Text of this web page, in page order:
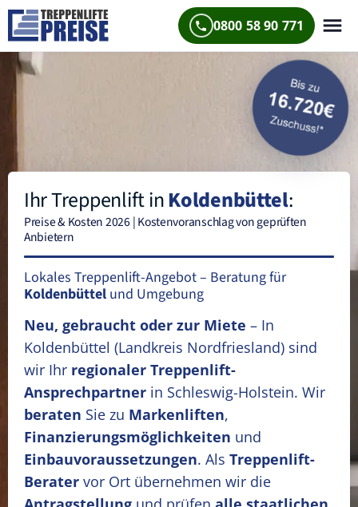
0800 58 90 771
Ihr Treppenlift inKoldenbüttel:
Preise & Kosten 2026 | Kostenvoranschlag von geprüften
Anbietern
Lokales Treppenlift-Angebot – Beratung für
Koldenbüttel und Umgebung
Neu, gebraucht oder zur Miete – In
Koldenbüttel (Landkreis Nordfriesland) sind
wir Ihr regionaler Treppenlift-
Ansprechpartner in Schleswig-Holstein. Wir
beraten Sie zu Markenliften,
Finanzierungsmöglichkeiten und
Einbauvoraussetzungen. Als Treppenlift-
Berater vor Ort übernehmen wir die